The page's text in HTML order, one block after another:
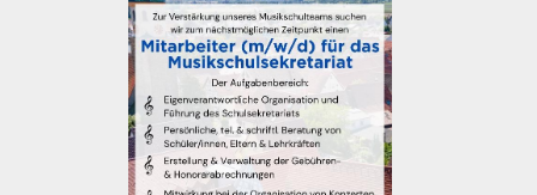
Sommerwochen für
Ältere
Seniorenwohn- und
Pflegeheim